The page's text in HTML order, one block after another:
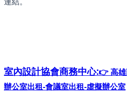
室內設計協會商務中心:👉 高雄
辦公室出租-會議室出租-虛擬辦公室